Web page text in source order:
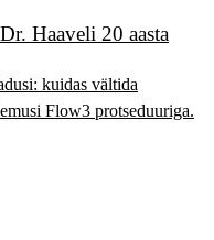
Haaveli 20 aasta
kuidas vältida
Flow3 protseduuriga.